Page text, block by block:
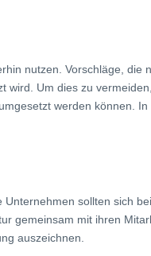
nutzen. Vorschläge,
Um dies zu
werden können.
sollten sich
gemeinsam mit ihren
auszeichnen.